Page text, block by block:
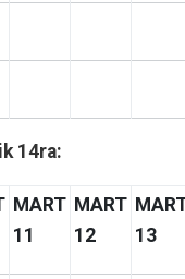
14ra:
MART
11
MART
12
13